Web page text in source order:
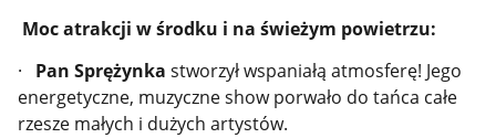
Moc atrakcji w środku i na świeżym powietrzu:
· Pan Sprężynka stworzył wspaniałą atmosferę! Jego
energetyczne, muzyczne show porwało do tańca całe
rzesze małych i dużych artystów.